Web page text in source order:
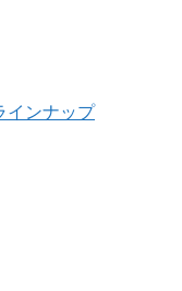
インナップ